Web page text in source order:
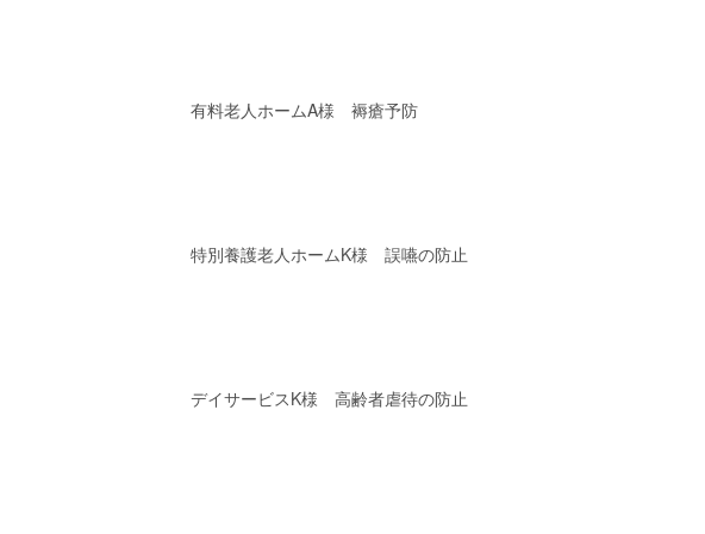
有料老人ホームA様 褥瘡予防
特別養護老人ホームK様 誤嚥の防止
デイサービスK様 高齢者虐待の防止